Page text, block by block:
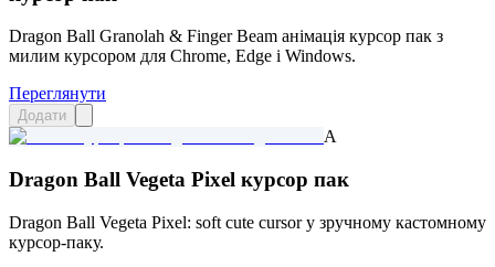
Dragon Ball Granolah & Finger Beam анімація курсор пак з
милим курсором для Chrome, Edge і Windows.
Переглянути
Додати
A
Dragon Ball Vegeta Pixel курсор пак
Dragon Ball Vegeta Pixel: soft cute cursor у зручному кастомному
курсор-паку.